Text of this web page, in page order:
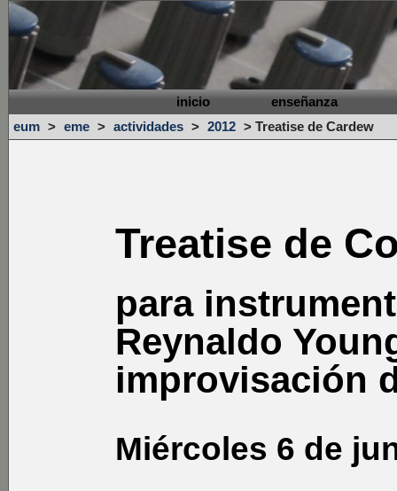
inicio
enseñanza
eum > eme > actividades > 2012 > Treatise de Cardew
Treatise de
para
Reynaldo
improvisación
Miércoles 6 de